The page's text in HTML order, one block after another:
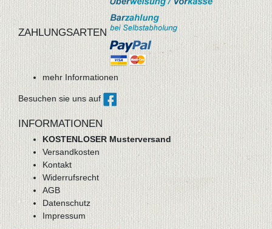
ZAHLUNGSARTEN
mehr Informationen
Besuchen sie uns auf
INFORMATIONEN
KOSTENLOSER Musterversand
Versandkosten
Kontakt
Widerrufsrecht
AGB
Datenschutz
Impressum